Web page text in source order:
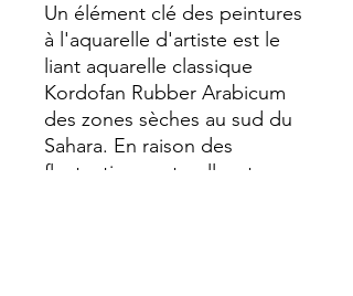
Un élément clé des peintures
à l'aquarelle d'artiste est le
liant aquarelle classique
Kordofan Rubber Arabicum
des zones sèches au sud du
Sahara. En raison des
fluctuations naturelles, tous